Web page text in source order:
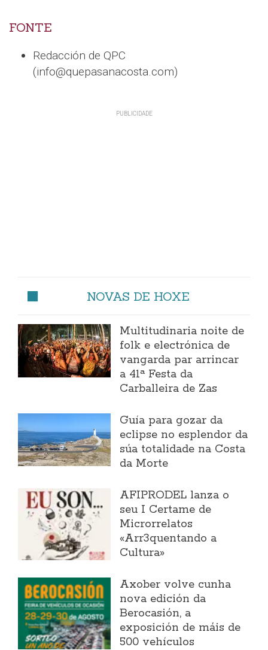
FONTE
Redacción de QPC
(info@quepasanacosta.com)
NOVAS DE HOXE
Multitudinaria noite de
folk e electrónica de
vangarda par arrincar
a 41ª Festa da
Carballeira de Zas
Guía para gozar da
eclipse no esplendor da
súa totalidade na Costa
da Morte
AFIPRODEL lanza o
seu I Certame de
Microrrelatos
«Arr3quentando a
Cultura»
Axober volve cunha
nova edición da
Berocasión, a
exposición de máis de
500 vehículos